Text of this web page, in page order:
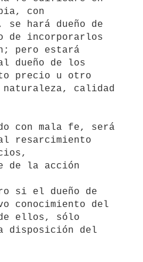
con
se hará dueño de
de incorporarlos
pero estará
dueño de los
precio u otro
naturaleza, calidad
resarcimiento
de la acción
si el dueño de
conocimiento del
ellos, sólo
disposición del